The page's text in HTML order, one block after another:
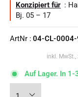
Konzipiert für :
Bj. 05 – 17
ArtNr : 04-CL-
inkl. MwSt.,
Auf Lager. In 1-